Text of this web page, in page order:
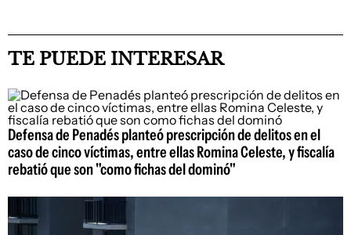
TE PUEDE INTERESAR
Defensa de Penadés planteó prescripción de delitos en el
caso de cinco víctimas, entre ellas Romina Celeste, y fiscalía
rebatió que son "como fichas del dominó"